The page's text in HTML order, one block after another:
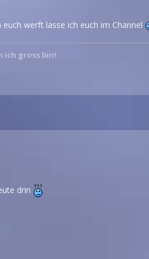
werft lasse ich euch im Channel
ich gross bin!
drin